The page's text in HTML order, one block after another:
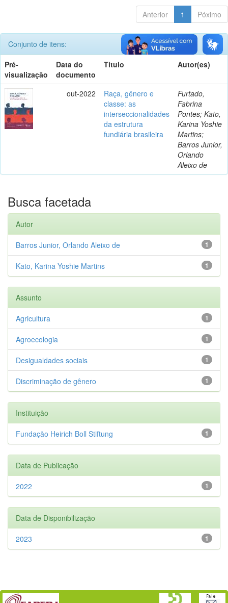
Anterior 1 Póximo
Conjunto de itens:
Pré-
visualização
Data do
documento
Título Autor(es)
out-2022
Raça, gênero e
classe: as
interseccionalidades
da estrutura
fundiária brasileira
Furtado,
Fabrina
Pontes; Kato,
Karina Yoshie
Martins;
Barros Junior,
Orlando
Aleixo de
Busca facetada
Autor
1
Barros Junior, Orlando Aleixo de
1
Kato, Karina Yoshie Martins
Assunto
1
Agricultura
1
Agroecologia
1
Desigualdades sociais
1
Discriminação de gênero
Instituição
1
Fundação Heirich Boll Stiftung
Data de Publicação
1
2022
Data de Disponibilização
1
2023